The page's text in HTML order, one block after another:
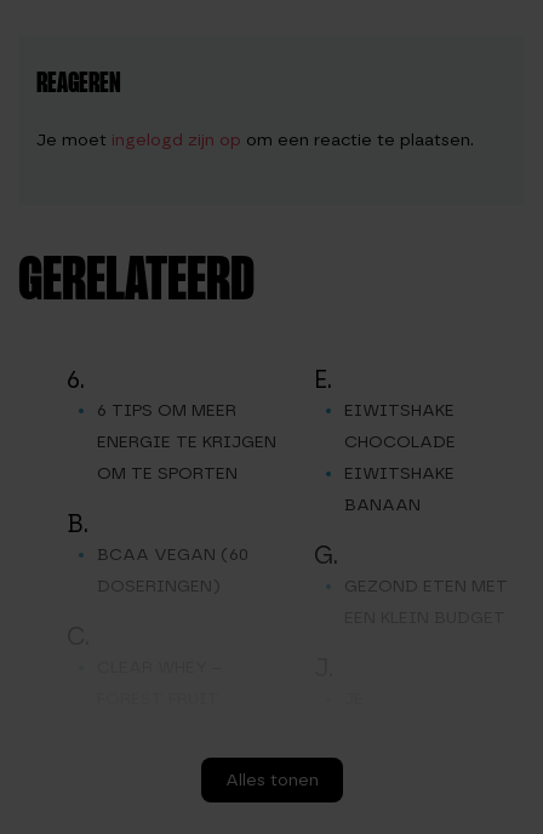
REAGEREN
Je moet ingelogd zijn op om een reactie te plaatsen.
GERELATEERD
6.
6 TIPS OM MEER
ENERGIE TE KRIJGEN
OM TE SPORTEN
B.
BCAA VEGAN (60
DOSERINGEN)
E.
EIWITSHAKE
CHOCOLADE
EIWITSHAKE
BANAAN
G.
GEZOND ETEN MET
Alles tonen